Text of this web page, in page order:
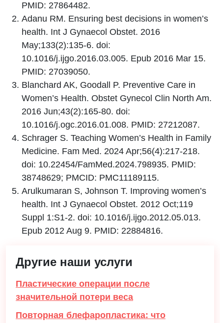
PMID: 27864482.
Adanu RM. Ensuring best decisions in women’s
health. Int J Gynaecol Obstet. 2016
May;133(2):135-6. doi:
10.1016/j.ijgo.2016.03.005. Epub 2016 Mar 15.
PMID: 27039050.
Blanchard AK, Goodall P. Preventive Care in
Women’s Health. Obstet Gynecol Clin North Am.
2016 Jun;43(2):165-80. doi:
10.1016/j.ogc.2016.01.008. PMID: 27212087.
Schrager S. Teaching Women’s Health in Family
Medicine. Fam Med. 2024 Apr;56(4):217-218.
doi: 10.22454/FamMed.2024.798935. PMID:
38748629; PMCID: PMC11189115.
Arulkumaran S, Johnson T. Improving women’s
health. Int J Gynaecol Obstet. 2012 Oct;119
Suppl 1:S1-2. doi: 10.1016/j.ijgo.2012.05.013.
Epub 2012 Aug 9. PMID: 22884816.
Другие наши услуги
Пластические операции после
значительной потери веса
Повторная блефаропластика: что